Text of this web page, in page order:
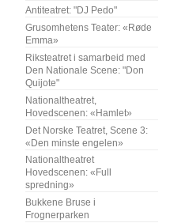
Antiteatret: "DJ Pedo"
Grusomhetens Teater: «Røde
Emma»
Riksteatret i samarbeid med
Den Nationale Scene: "Don
Quijote"
Nationaltheatret,
Hovedscenen: «Hamlet»
Det Norske Teatret, Scene 3:
«Den minste engelen»
Nationaltheatret
Hovedscenen: «Full
spredning»
Bukkene Bruse i
Frognerparken